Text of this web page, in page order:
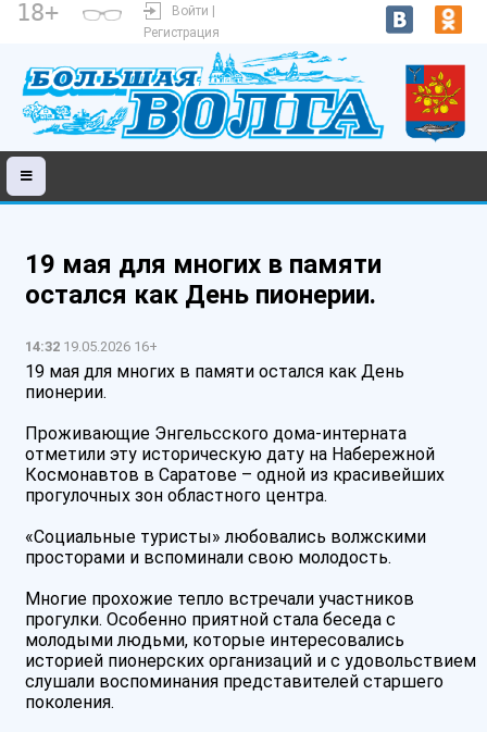
18+
Войти |
Регистрация
19 мая для многих в памяти
остался как День пионерии.
14:32 19.05.2026 16+
19 мая для многих в памяти остался как День
пионерии.
️Проживающие Энгельсского дома-интерната
отметили эту историческую дату на Набережной
Космонавтов в Саратове – одной из красивейших
прогулочных зон областного центра.
«Социальные туристы» любовались волжскими
просторами и вспоминали свою молодость.
️Многие прохожие тепло встречали участников
прогулки. Особенно приятной стала беседа с
молодыми людьми, которые интересовались
историей пионерских организаций и с удовольствием
слушали воспоминания представителей старшего
поколения.